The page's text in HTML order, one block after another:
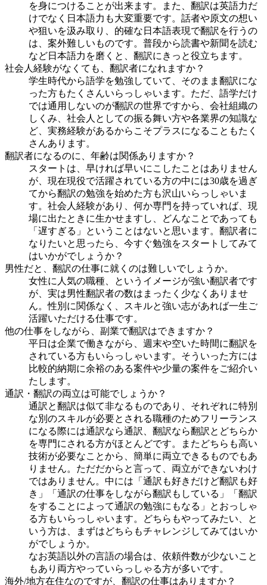
を身につけることが出来ます。また、翻訳は英語力だ
けでなく日本語力も大変重要です。話者や原文の想い
や狙いを汲み取り、的確な日本語表現で翻訳を行うの
は、案外難しいものです。普段から読書や新聞を読む
など日本語力を磨くと、翻訳にきっと役立ちます。
社会人経験がなくても、翻訳者になれますか？
学生時代から語学を勉強していて、そのまま翻訳にな
った方もたくさんいらっしゃいます。ただ、語学だけ
では通用しないのが翻訳の世界ですから、会社組織の
しくみ、社会人としての振る舞い方や各業界の知識な
ど、実務経験があるからこそプラスになることもたく
さんあります。
翻訳者になるのに、年齢は関係ありますか？
スタートは、早ければ早いにこしたことはありません
が、現在現役で活躍されている方の中には30歳を過ぎ
てから翻訳の勉強を始めた方も沢山いらっしゃいま
す。社会人経験があり、何か専門を持っていれば、現
場に出たときに生かせますし、どんなことであっても
「遅すぎる」ということはないと思います。翻訳者に
なりたいと思ったら、今すぐ勉強をスタートしてみて
はいかがでしょうか？
男性だと、翻訳の仕事に就くのは難しいでしょうか。
女性に人気の職種、というイメージが強い翻訳者です
が、実は男性翻訳者の数はまったく少なくありませ
ん。性別に関係なく、スキルと強い志があれば一生ご
活躍いただける仕事です。
他の仕事をしながら、副業で翻訳はできますか？
平日は企業で働きながら、週末や空いた時間に翻訳を
されている方もいらっしゃいます。そういった方には
比較的納期に余裕のある案件や少量の案件をご紹介い
たします。
通訳・翻訳の両立は可能でしょうか？
通訳と翻訳は似て非なるものであり、それぞれに特別
な別のスキルが必要とされる職種のためフリーランス
になる際には通訳なら通訳、翻訳なら翻訳とどちらか
を専門にされる方がほとんどです。またどちらも高い
技術が必要なことから、簡単に両立できるものでもあ
りません。ただだからと言って、両立ができないわけ
ではありません。中には「通訳も好きだけど翻訳も好
き」「通訳の仕事をしながら翻訳もしている」「翻訳
をすることによって通訳の勉強にもなる」とおっしゃ
る方もいらっしゃいます。どちらもやってみたい、と
いう方は、まずはどちらもチャレンジしてみてはいか
がでしょうか。
なお英語以外の言語の場合は、依頼件数が少ないこと
もあり両方やっていらっしゃる方が多いです。
海外/地方在住なのですが、翻訳の仕事はありますか？